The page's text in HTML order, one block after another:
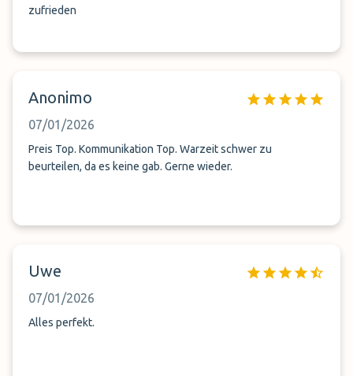
zufrieden
Anonimo
07/01/2026
Preis Top. Kommunikation Top. Warzeit schwer zu
beurteilen, da es keine gab. Gerne wieder.
Uwe
07/01/2026
Alles perfekt.